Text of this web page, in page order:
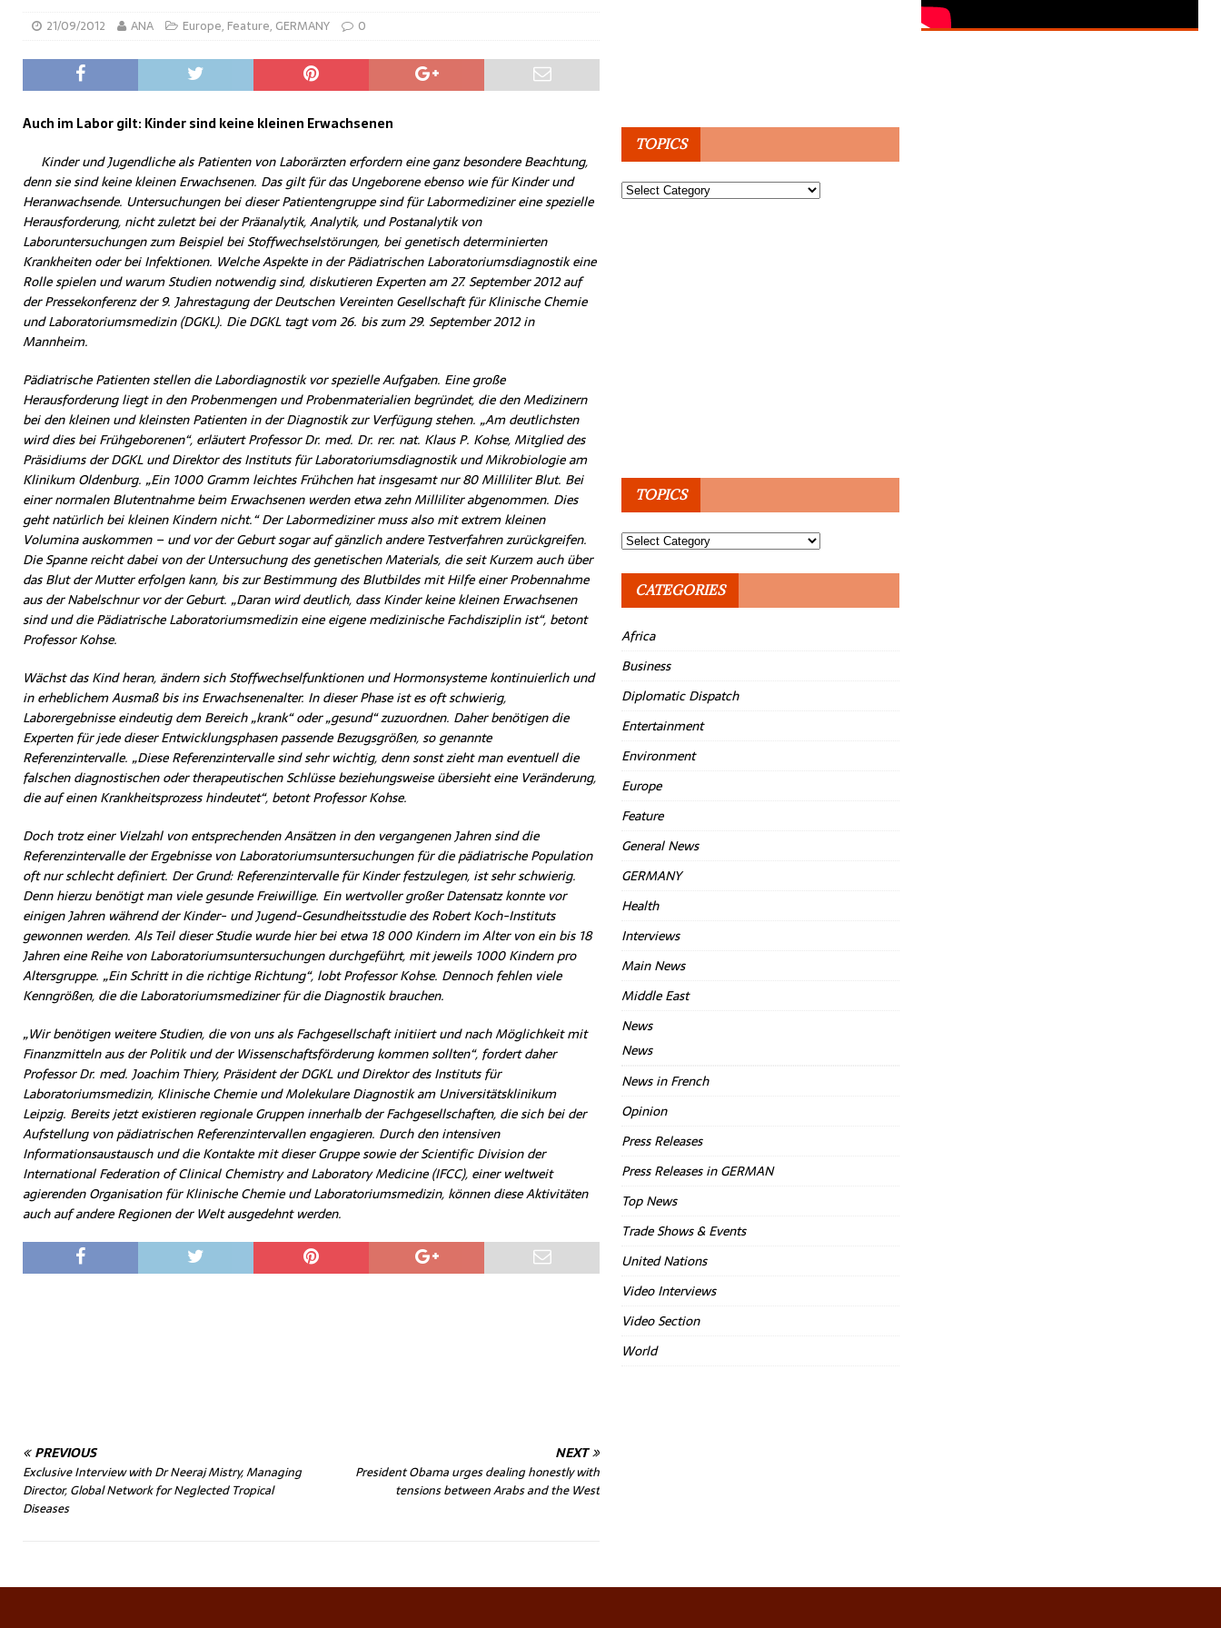
21/09/2012 ANA Europe, Feature, GERMANY 0
Auch im Labor gilt: Kinder sind keine kleinen Erwachsenen
Kinder und Jugendliche als Patienten von Laborärzten erfordern eine ganz besondere Beachtung,
denn sie sind keine kleinen Erwachsenen. Das gilt für das Ungeborene ebenso wie für Kinder und
Heranwachsende. Untersuchungen bei dieser Patientengruppe sind für Labormediziner eine spezielle
Herausforderung, nicht zuletzt bei der Präanalytik, Analytik, und Postanalytik von
Laboruntersuchungen zum Beispiel bei Stoffwechselstörungen, bei genetisch determinierten
Krankheiten oder bei Infektionen. Welche Aspekte in der Pädiatrischen Laboratoriumsdiagnostik eine
Rolle spielen und warum Studien notwendig sind, diskutieren Experten am 27. September 2012 auf
der Pressekonferenz der 9. Jahrestagung der Deutschen Vereinten Gesellschaft für Klinische Chemie
und Laboratoriumsmedizin (DGKL). Die DGKL tagt vom 26. bis zum 29. September 2012 in
Mannheim.
Pädiatrische Patienten stellen die Labordiagnostik vor spezielle Aufgaben. Eine große
Herausforderung liegt in den Probenmengen und Probenmaterialien begründet, die den Medizinern
bei den kleinen und kleinsten Patienten in der Diagnostik zur Verfügung stehen. „Am deutlichsten
wird dies bei Frühgeborenen“, erläutert Professor Dr. med. Dr. rer. nat. Klaus P. Kohse, Mitglied des
Präsidiums der DGKL und Direktor des Instituts für Laboratoriumsdiagnostik und Mikrobiologie am
Klinikum Oldenburg. „Ein 1000 Gramm leichtes Frühchen hat insgesamt nur 80 Milliliter Blut. Bei
einer normalen Blutentnahme beim Erwachsenen werden etwa zehn Milliliter abgenommen. Dies
geht natürlich bei kleinen Kindern nicht.“ Der Labormediziner muss also mit extrem kleinen
Volumina auskommen – und vor der Geburt sogar auf gänzlich andere Testverfahren zurückgreifen.
Die Spanne reicht dabei von der Untersuchung des genetischen Materials, die seit Kurzem auch über
das Blut der Mutter erfolgen kann, bis zur Bestimmung des Blutbildes mit Hilfe einer Probennahme
aus der Nabelschnur vor der Geburt. „Daran wird deutlich, dass Kinder keine kleinen Erwachsenen
sind und die Pädiatrische Laboratoriumsmedizin eine eigene medizinische Fachdisziplin ist“, betont
Professor Kohse.
Wächst das Kind heran, ändern sich Stoffwechselfunktionen und Hormonsysteme kontinuierlich und
in erheblichem Ausmaß bis ins Erwachsenenalter. In dieser Phase ist es oft schwierig,
Laborergebnisse eindeutig dem Bereich „krank“ oder „gesund“ zuzuordnen. Daher benötigen die
Experten für jede dieser Entwicklungsphasen passende Bezugsgrößen, so genannte
Referenzintervalle. „Diese Referenzintervalle sind sehr wichtig, denn sonst zieht man eventuell die
falschen diagnostischen oder therapeutischen Schlüsse beziehungsweise übersieht eine Veränderung,
die auf einen Krankheitsprozess hindeutet“, betont Professor Kohse.
Doch trotz einer Vielzahl von entsprechenden Ansätzen in den vergangenen Jahren sind die
Referenzintervalle der Ergebnisse von Laboratoriumsuntersuchungen für die pädiatrische Population
oft nur schlecht definiert. Der Grund: Referenzintervalle für Kinder festzulegen, ist sehr schwierig.
Denn hierzu benötigt man viele gesunde Freiwillige. Ein wertvoller großer Datensatz konnte vor
einigen Jahren während der Kinder- und Jugend-Gesundheitsstudie des Robert Koch-Instituts
gewonnen werden. Als Teil dieser Studie wurde hier bei etwa 18 000 Kindern im Alter von ein bis 18
Jahren eine Reihe von Laboratoriumsuntersuchungen durchgeführt, mit jeweils 1000 Kindern pro
Altersgruppe. „Ein Schritt in die richtige Richtung“, lobt Professor Kohse. Dennoch fehlen viele
Kenngrößen, die die Laboratoriumsmediziner für die Diagnostik brauchen.
„Wir benötigen weitere Studien, die von uns als Fachgesellschaft initiiert und nach Möglichkeit mit
Finanzmitteln aus der Politik und der Wissenschaftsförderung kommen sollten“, fordert daher
Professor Dr. med. Joachim Thiery, Präsident der DGKL und Direktor des Instituts für
Laboratoriumsmedizin, Klinische Chemie und Molekulare Diagnostik am Universitätsklinikum
Leipzig. Bereits jetzt existieren regionale Gruppen innerhalb der Fachgesellschaften, die sich bei der
Aufstellung von pädiatrischen Referenzintervallen engagieren. Durch den intensiven
Informationsaustausch und die Kontakte mit dieser Gruppe sowie der Scientific Division der
International Federation of Clinical Chemistry and Laboratory Medicine (IFCC), einer weltweit
agierenden Organisation für Klinische Chemie und Laboratoriumsmedizin, können diese Aktivitäten
auch auf andere Regionen der Welt ausgedehnt werden.
PREVIOUS
Exclusive Interview with Dr Neeraj Mistry, Managing
Director, Global Network for Neglected Tropical
Diseases
NEXT
President Obama urges dealing honestly with
tensions between Arabs and the West
TOPICS
Topics
TOPICS
Topics
CATEGORIES
Africa
Business
Diplomatic Dispatch
Entertainment
Environment
Europe
Feature
General News
GERMANY
Health
Interviews
Main News
Middle East
News
News
News in French
Opinion
Press Releases
Press Releases in GERMAN
Top News
Trade Shows & Events
United Nations
Video Interviews
Video Section
World